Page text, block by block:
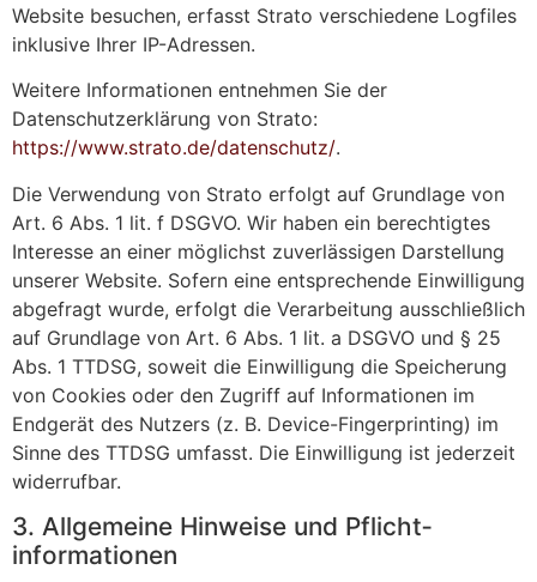
Website besuchen, erfasst Strato verschiedene Logfiles
inklusive Ihrer IP-Adressen.
Weitere Informationen entnehmen Sie der
Datenschutzerklärung von Strato:
https://www.strato.de/datenschutz/.
Die Verwendung von Strato erfolgt auf Grundlage von
Art. 6 Abs. 1 lit. f DSGVO. Wir haben ein berechtigtes
Interesse an einer möglichst zuverlässigen Darstellung
unserer Website. Sofern eine entsprechende Einwilligung
abgefragt wurde, erfolgt die Verarbeitung ausschließlich
auf Grundlage von Art. 6 Abs. 1 lit. a DSGVO und § 25
Abs. 1 TTDSG, soweit die Einwilligung die Speicherung
von Cookies oder den Zugriff auf Informationen im
Endgerät des Nutzers (z. B. Device-Fingerprinting) im
Sinne des TTDSG umfasst. Die Einwilligung ist jederzeit
widerrufbar.
3. Allgemeine Hinweise und Pflicht­
informationen